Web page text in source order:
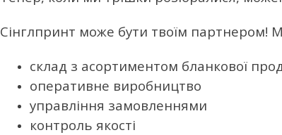
Сінглпринт може бути твоїм партнером!
склад з асортиментом бланкової
оперативне виробництво
управління замовленнями
контроль якості